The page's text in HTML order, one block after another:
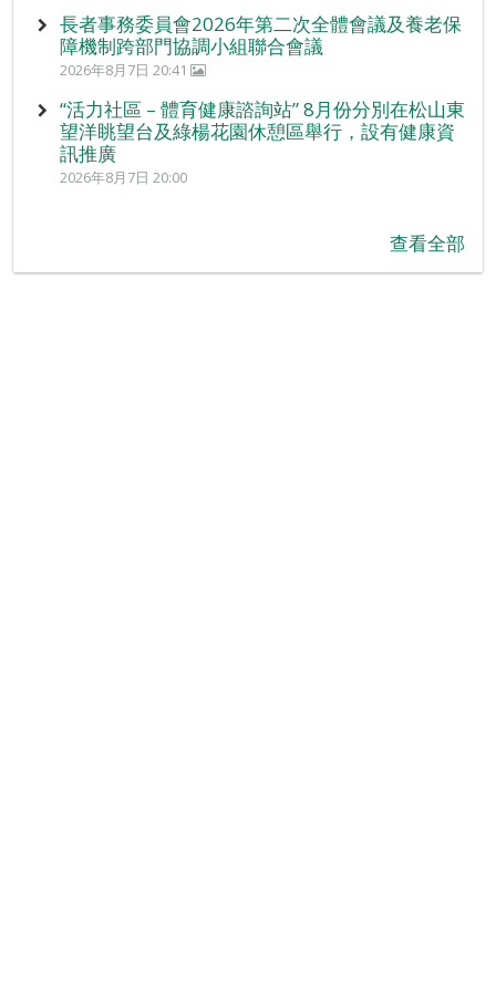
長者事務委員會2026年第二次全體會議及養老保
障機制跨部門協調小組聯合會議
2026年8月7日 20:41
“活力社區 – 體育健康諮詢站” 8月份分別在松山東
望洋眺望台及綠楊花園休憩區舉行，設有健康資
訊推廣
2026年8月7日 20:00
查看全部